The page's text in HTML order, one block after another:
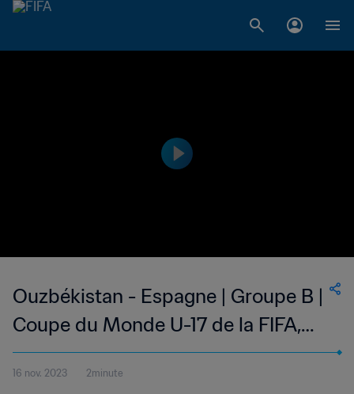
Ouzbékistan - Espagne | Groupe B |
Coupe du Monde U-17 de la FIFA,
Indonésie 2023™ | Temps forts
16 nov. 2023 2minute